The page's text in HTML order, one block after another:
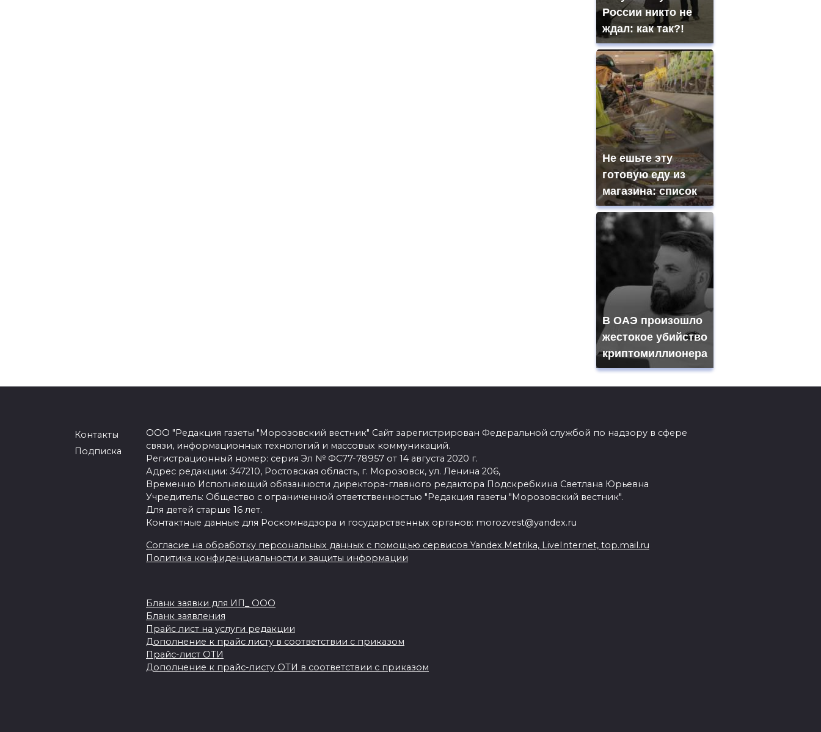
России никто не
ждал: как так?!
Не ешьте эту
готовую еду из
магазина: список
В ОАЭ произошло
жестокое убийство
криптомиллионера
Контакты
Подписка
ООО "Редакция газеты "Морозовский вестник" Сайт зарегистрирован Федеральной службой по надзору в сфере
связи, информационных технологий и массовых коммуникаций.
Регистрационный номер: серия Эл № ФС77-78957 от 14 августа 2020 г.
Адрес редакции: 347210, Ростовская область, г. Морозовск, ул. Ленина 206,
Временно Исполняющий обязанности директора-главного редактора Подскребкина Светлана Юрьевна
Учредитель: Общество с ограниченной ответственностью "Редакция газеты "Морозовский вестник".
Для детей старше 16 лет.
Контактные данные для Роскомнадзора и государственных органов: morozvest@yandex.ru
Согласие на обработку персональных данных с помощью сервисов Yandex.Metrika, LiveInternet, top.mail.ru
Политика конфиденциальности и защиты информации
Бланк заявки для ИП_ ООО
Бланк заявления
Прайс лист на услуги редакции
Дополнение к прайс листу в соответствии с приказом
Прайс-лист ОТИ
Дополнение к прайс-листу ОТИ в соответствии с приказом